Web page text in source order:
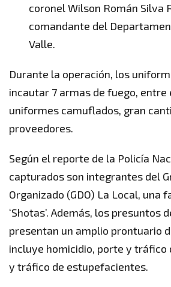
coronel Wilson Román Silva
comandante del
Valle.
Durante la operación, los
incautar 7 armas de fuego, entre
uniformes camuflados, gran
proveedores.
Según el reporte de la Policía
capturados son integrantes del
Organizado (GDO) La Local, una
‘Shotas’. Además, los presuntos
presentan un amplio prontuario
incluye homicidio, porte y tráfico
y tráfico de estupefacientes.